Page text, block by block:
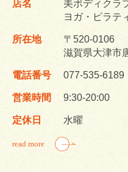
店名
美ボディクラ
ヨガ・ピラテ
所在地
〒520-0106
滋賀県大津市
電話番号 077-535-6189
営業時間 9:30-20:00
定休日 水曜
read more